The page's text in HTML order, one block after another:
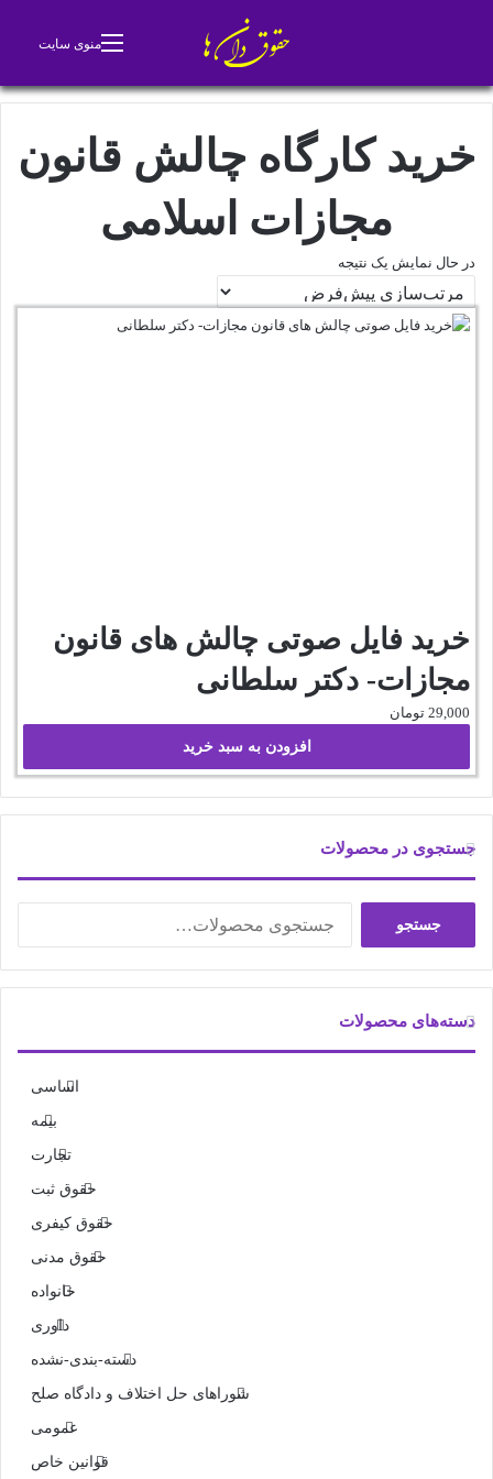
منوی سایت
خرید کارگاه چالش قانون
مجازات اسلامی
در حال نمایش یک نتیجه
خرید فایل صوتی چالش های قانون
مجازات- دکتر سلطانی
29,000 تومان
افزودن به سبد خرید
جستجوی در محصولات
جستجو
دسته‌های محصولات
اساسی
بیمه
تجارت
حقوق ثبت
حقوق کیفری
حقوق مدنی
خانواده
داوری
دسته-بندی-نشده
شوراهای حل اختلاف و دادگاه صلح
عمومی
قوانین خاص